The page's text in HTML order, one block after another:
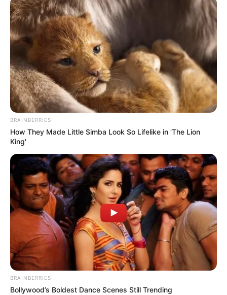
BRAINBERRIES
How They Made Little Simba Look So Lifelike in 'The Lion
King'
BRAINBERRIES
Bollywood’s Boldest Dance Scenes Still Trending